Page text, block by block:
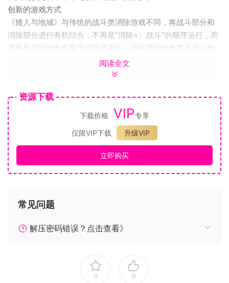
创新的游戏方式
《矮人与地城》与传统的战斗类消除游戏不同，将战斗部分和
消除部分进行有机结合，不再是“消除=〉战斗”的顺序运行，而
是将你控制的角色置于消除棋盘中，所有消除动作都必须从角
色所在位置发起，在消除的同时完成角色的走位。
提升自己的战斗等级
阅读全文
资源下载
下载价格 VIP专享
仅限VIP下载
升级VIP
立即购买
常见问题
解压密码错误？点击查看》
0 0